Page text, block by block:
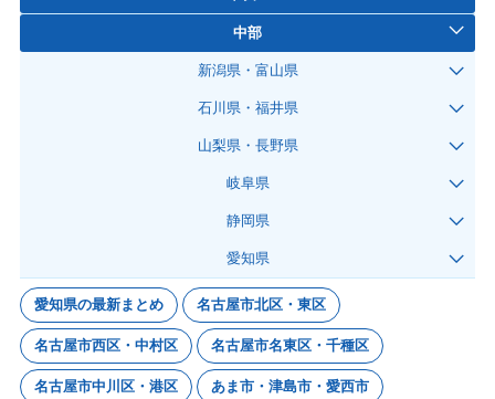
中部
新潟県・富山県
石川県・福井県
山梨県・長野県
岐阜県
静岡県
愛知県
愛知県の最新まとめ 名古屋市北区・東区
名古屋市西区・中村区 名古屋市名東区・千種区
名古屋市中川区・港区 あま市・津島市・愛西市